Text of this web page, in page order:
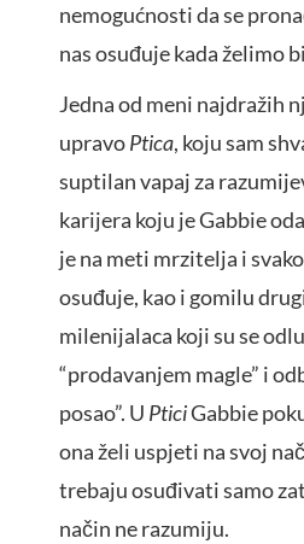
nemogućnosti da se
nas osuđuje kada želimo
Jedna od meni najdražih
upravoPtica, koju sam
suptilan vapaj za
karijera koju je Gabbie
je na meti mrzitelja i
osuđuje, kao i gomilu
milenijalaca koji su se
“prodavanjem magle” i
posao”. U PticiGabbie
ona želi uspjeti na svoj
trebaju osuđivati samo
način ne razumiju.